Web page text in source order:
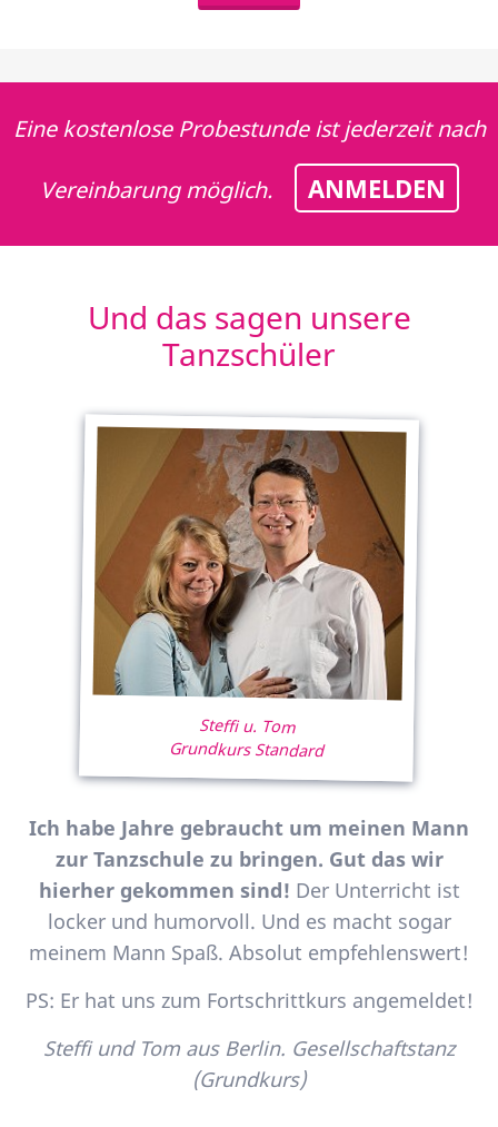
Eine kostenlose Probestunde ist jederzeit nach
Vereinbarung möglich. ANMELDEN
Und das sagen unsere
Tanzschüler
Steffi u. Tom
Grundkurs Standard
Ich habe Jahre gebraucht um meinen Mann
zur Tanzschule zu bringen. Gut das wir
hierher gekommen sind! Der Unterricht ist
locker und humorvoll. Und es macht sogar
meinem Mann Spaß. Absolut empfehlenswert!
PS: Er hat uns zum Fortschrittkurs angemeldet!
Steffi und Tom aus Berlin. Gesellschaftstanz
(Grundkurs)